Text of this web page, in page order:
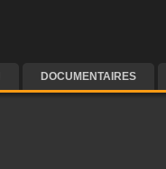
DOCUMENTAIRES